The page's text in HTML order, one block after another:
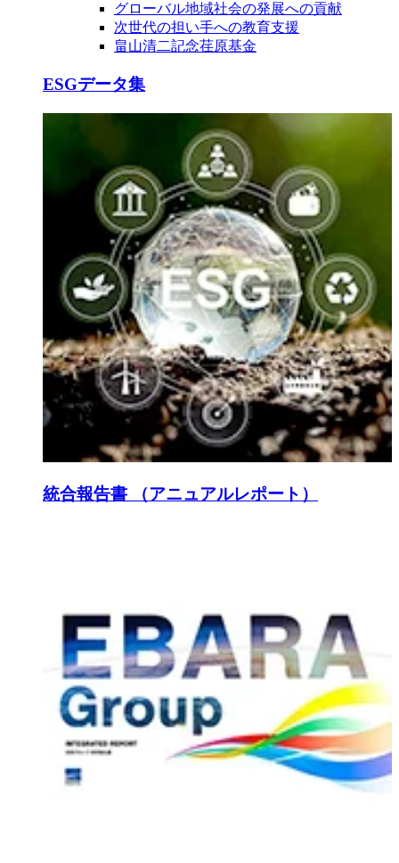
グローバル地域社会の発展への貢献
次世代の担い手への教育支援
畠山清二記念荏原基金
ESGデータ集
統合報告書 （アニュアルレポート）